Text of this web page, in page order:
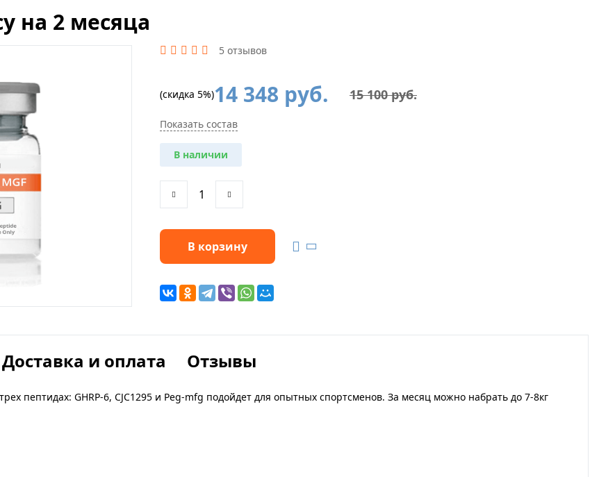
на 2 месяца
5 отзывов
15 100руб.
14 348 руб.
(скидка 5%)
Показать состав
В наличии
В корзину
Доставка и оплата Отзывы
пептидах: GHRP-6, CJC1295 и Peg-mfg подойдет для опытных спортсменов. За месяц можно набрать до 7-8кг